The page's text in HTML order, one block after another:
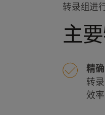
转录组进
主
精
转
效率